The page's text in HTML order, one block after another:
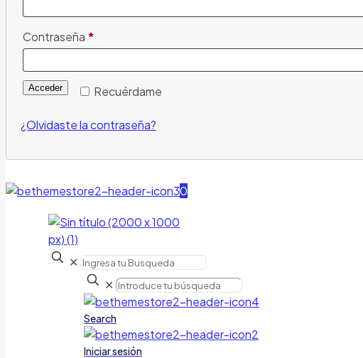
Contraseña *
Recuérdame
Acceder
¿Olvidaste la contraseña?
0
✕
✕
Search
Iniciar sesión